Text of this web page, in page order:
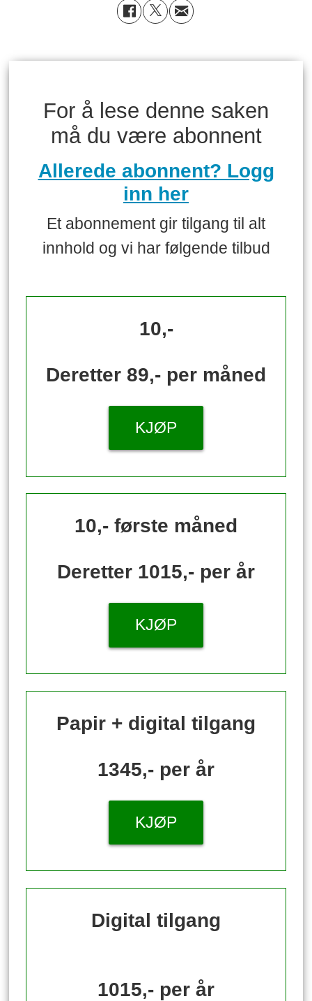
For å lese denne saken
må du være abonnent
Allerede abonnent? Logg
inn her
Et abonnement gir tilgang til alt
innhold og vi har følgende tilbud
10,-
Deretter 89,- per måned
KJØP
10,- første måned
Deretter 1015,- per år
KJØP
Papir + digital tilgang
1345,- per år
KJØP
Digital tilgang
1015,- per år